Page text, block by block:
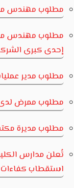
مطلوب مهندس
مطلوب مهندس
إحدى كبرى
مطلوب مدير
مطلوب ممرض لدى
مطلوب مديرة
تُعلن مدارس
استقطاب كفاءات